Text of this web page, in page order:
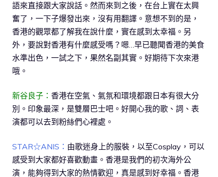
語來直接跟大家說話。然而來到之後，在台上實在太興
奮了，一下子爆發出來，沒有用翻譯。意想不到的是，
香港的觀眾都了解我在說什麼，實在感到太幸福。另
外，要說對香港有什麼感受嗎？嗯…早已聽聞香港的美食
水準出色，一試之下，果然名副其實。好期待下次來港
哦。
新谷良子： 香港在空氣、氣氛和環境都跟日本有很大分
別。印象最深，是雙層巴士吧。好開心我的歌、詞、表
演都可以去到粉絲們心裡處。
STAR☆ANIS： 由歌迷身上的服裝，以至Cosplay，可以
感受到大家都好喜歡動畫。香港是我們的初次海外公
演，能夠得到大家的熱情歡迎，真是感到好幸福。香港